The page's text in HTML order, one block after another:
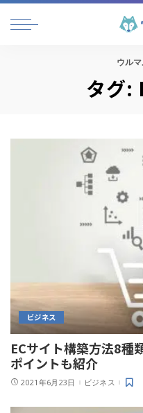
ウル
タグ:
ビジネス
ECサイト構築方法8種
ポイントも紹介
2021年6月23日 ビジネス